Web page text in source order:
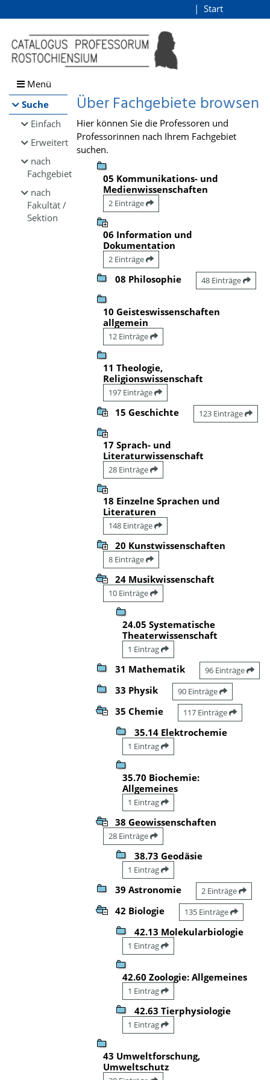
Browsen
direkt zum Inhalt
Start
Menü
Suche
Einfach
Erweitert
nach
Fachgebiet
nach
Fakultät /
Sektion
Über Fachgebiete browsen
Hier können Sie die Professoren und
Professorinnen nach Ihrem Fachgebiet
suchen.
05 Kommunikations- und
Medienwissenschaften
2 Einträge
06 Information und
Dokumentation
2 Einträge
08 Philosophie 48 Einträge
10 Geisteswissenschaften
allgemein
12 Einträge
11 Theologie,
Religionswissenschaft
197 Einträge
15 Geschichte 123 Einträge
17 Sprach- und
Literaturwissenschaft
28 Einträge
18 Einzelne Sprachen und
Literaturen
148 Einträge
20 Kunstwissenschaften
8 Einträge
24 Musikwissenschaft
10 Einträge
24.05 Systematische
Theaterwissenschaft
1 Eintrag
31 Mathematik 96 Einträge
33 Physik 90 Einträge
35 Chemie 117 Einträge
35.14 Elektrochemie
1 Eintrag
35.70 Biochemie:
Allgemeines
1 Eintrag
38 Geowissenschaften
28 Einträge
38.73 Geodäsie
1 Eintrag
39 Astronomie 2 Einträge
42 Biologie 135 Einträge
42.13 Molekularbiologie
1 Eintrag
42.60 Zoologie: Allgemeines
1 Eintrag
42.63 Tierphysiologie
1 Eintrag
43 Umweltforschung,
Umweltschutz